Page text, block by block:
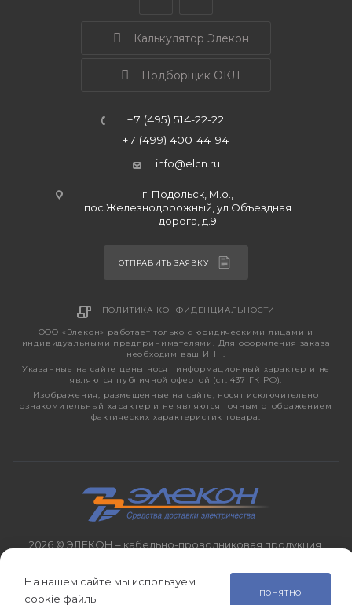
Калькулятор Элекон
Подборщик ОКЛ
+7 (495) 514-22-22
+7 (499) 400-44-94
info@elcn.ru
г. Подольск, М.о.,
пос.Железнодорожный, ул.Объездная
дорога, д.9
ОТПРАВИТЬ ЗАЯВКУ
ПОЛИТИКА КОНФИДЕНЦИАЛЬНОСТИ
ООО «Элекон» работает только с юридическими лицами и
индивидуальными предпринимателями. Для оформления заказа
необходим ваш ИНН.
Указанные на сайте цены носят информационный характер и не
являются публичной офертой (ст. 437 ГК РФ).
Изображения, размещенные на сайте, носят исключительно
ознакомительный характер и не являются точным отображением
фактических характеристик товара.
2026 © ЭЛЕКОН – кабельно-проводниковая продукция,
На нашем сайте мы используем
cookie файлы
ПОНЯТНО